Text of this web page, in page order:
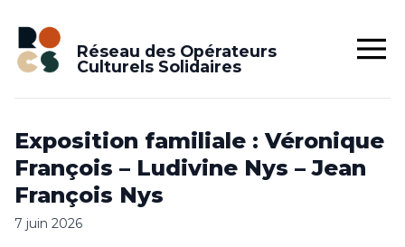
Réseau des Opérateurs
Culturels Solidaires
Exposition familiale : Véronique
François – Ludivine Nys – Jean
François Nys
7 juin 2026